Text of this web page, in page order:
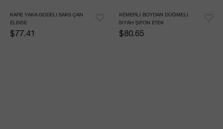
KARE YAKA GODELI SAKS ÇAN
ELBISE
$77.41
KEMERLI BOYDAN DÜĞMELI
SIYAH ŞIFON ETEK
$80.65